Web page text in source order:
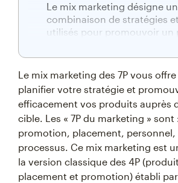
Le mix marketing désigne
combinaison de stratégies
utilisés pour promouvoir un
Produit, Prix, Place et
élargi aux 7 P : Produit, Prix,
Place, Personnes,
Comment le mix marketing
entreprises ?
Il fournit un cadre pour
stratégies, en veillant à ce
aspects du marketing
pour créer un plan cohérent.
Le mix marketing des 7P vous
planifier votre stratégie et
efficacement vos produits auprès
cible. Les « 7P du marketing »
promotion, placement, personnel,
processus. Ce mix marketing est
la version classique des 4P
placement et promotion) établi